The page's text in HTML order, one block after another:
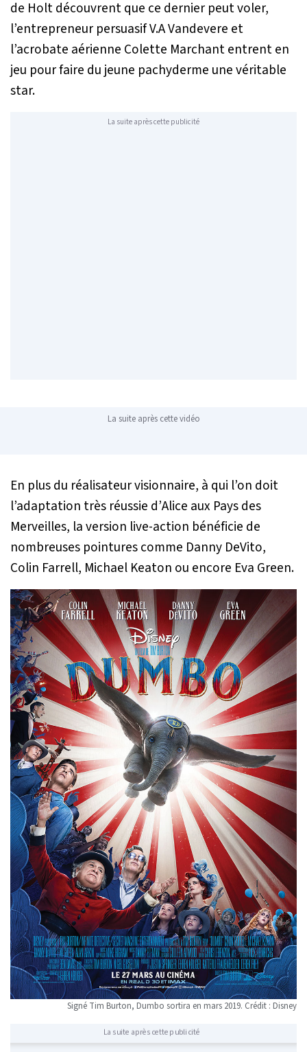
de Holt découvrent que ce dernier peut voler,
l’entrepreneur persuasif V.A Vandevere et
l’acrobate aérienne Colette Marchant entrent en
jeu pour faire du jeune pachyderme une véritable
star.
La suite après cette publicité
La suite après cette vidéo
En plus du réalisateur visionnaire, à qui l’on doit
l’adaptation très réussie d’Alice aux Pays des
Merveilles, la version live-action bénéficie de
nombreuses pointures comme Danny DeVito,
Colin Farrell, Michael Keaton ou encore Eva Green.
Signé Tim Burton, Dumbo sortira en mars 2019. Crédit : Disney
La suite après cette publicité